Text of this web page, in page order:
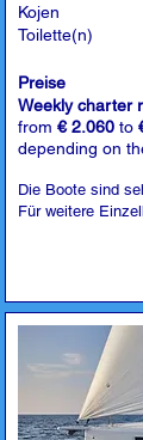
Kojen
Toilette(n)
Preise
Weekly charter
from € 2.060 to
depending on
Die Boote sind
Für weitere